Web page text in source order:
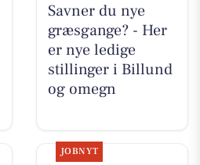
Savner du nye
græsgange? - Her
er nye ledige
stillinger i Billund
og omegn
JOBNYT